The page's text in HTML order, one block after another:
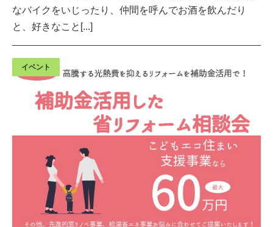
なバイクをいじったり、仲間を呼んでお酒を飲んだり
と、好きなこと[...]
イベント